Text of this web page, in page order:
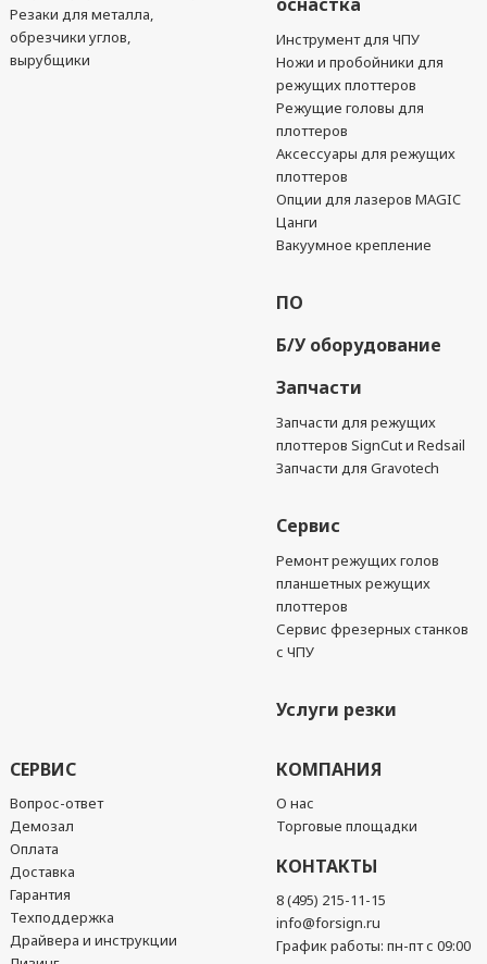
Резаки для металла,
обрезчики углов,
вырубщики
Инструмент для ЧПУ
Ножи и пробойники для
режущих плоттеров
Режущие головы для
плоттеров
Аксессуары для режущих
плоттеров
Опции для лазеров MAGIC
Цанги
Вакуумное крепление
ПО
Б/У оборудование
Запчасти
Запчасти для режущих
плоттеров SignCut и Redsail
Запчасти для Gravotech
Сервис
Ремонт режущих голов
планшетных режущих
плоттеров
Сервис фрезерных станков
с ЧПУ
Услуги резки
СЕРВИС
Вопрос-ответ
Демозал
Оплата
Доставка
Гарантия
Техподдержка
Драйвера и инструкции
КОМПАНИЯ
О нас
Торговые площадки
КОНТАКТЫ
8 (495) 215-11-15
info@forsign.ru
График работы: пн-пт с 09:00